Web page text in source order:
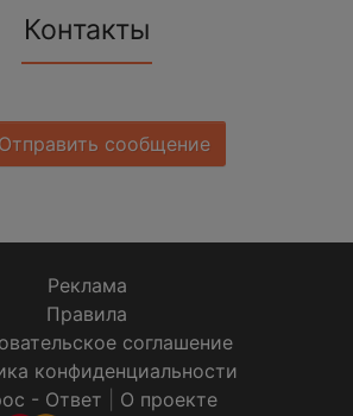
Контакты
Отправить сообщение
Реклама
Правила
соглашение
конфиденциальности
- Ответ
О проекте